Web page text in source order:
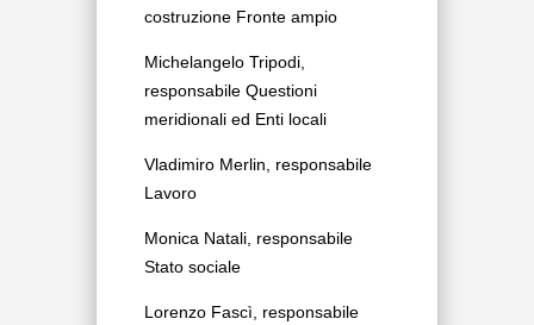
costruzione Fronte ampio
Michelangelo Tripodi,
responsabile Questioni
meridionali ed Enti locali
Vladimiro Merlin, responsabile
Lavoro
Monica Natali, responsabile
Stato sociale
Lorenzo Fascì, responsabile